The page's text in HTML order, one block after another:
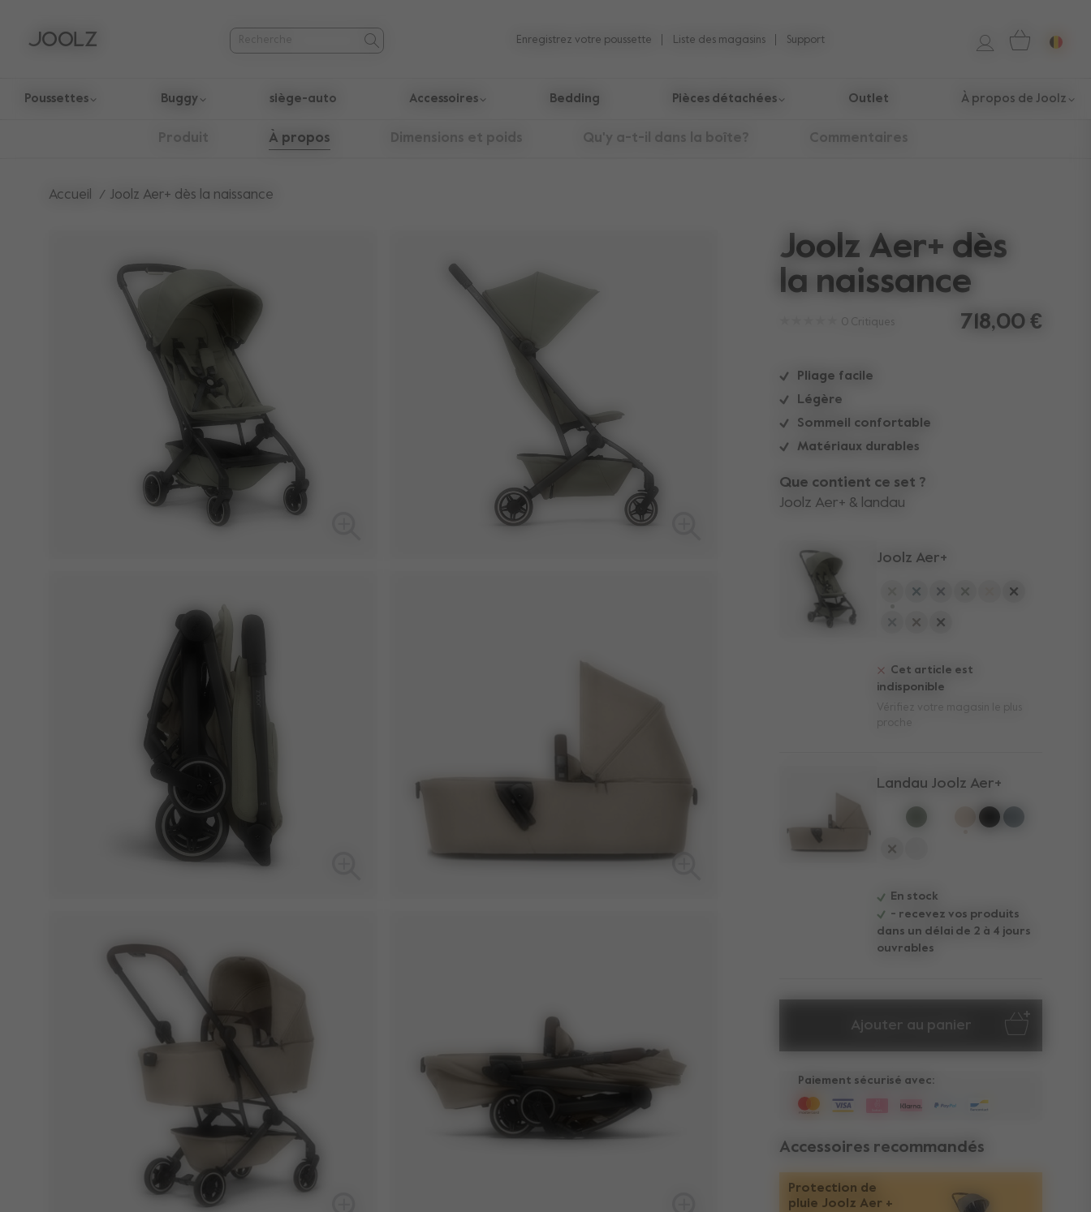
Enregistrez votre poussette Liste des magasins Support
Poussettes Buggy siège-auto Accessoires Bedding Pièces détachées​ Outlet À propos de Joolz
Accueil Joolz Aer+ dès la naissance
Joolz Aer+ dès
la naissance
0 Critiques 718,00 €
Pliage facile
Légère
Sommeil confortable
Matériaux durables
Que contient ce set ?
Joolz Aer+ & landau
Joolz Aer+
sélectionné
Cet article est
indisponible
Landau Joolz Aer+
En stock
- recevez vos produits
dans un délai de 2 à 4 jours
ouvrables
Ajouter au panier
Paiement sécurisé avec:
Accessoires recommandés
Protection de
pluie Joolz Aer +
Produit À propos Dimensions et poids Qu'y a-t-il dans la boîte? Commentaires